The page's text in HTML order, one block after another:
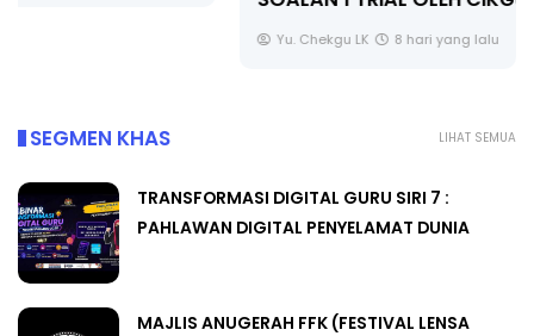
8 hari yang lalu
LIHAT SEMUA
SEGMEN KHAS
TRANSFORMASI DIGITAL GURU SIRI 7 :
PAHLAWAN DIGITAL PENYELAMAT DUNIA
MAJLIS ANUGERAH FFK (FESTIVAL LENSA